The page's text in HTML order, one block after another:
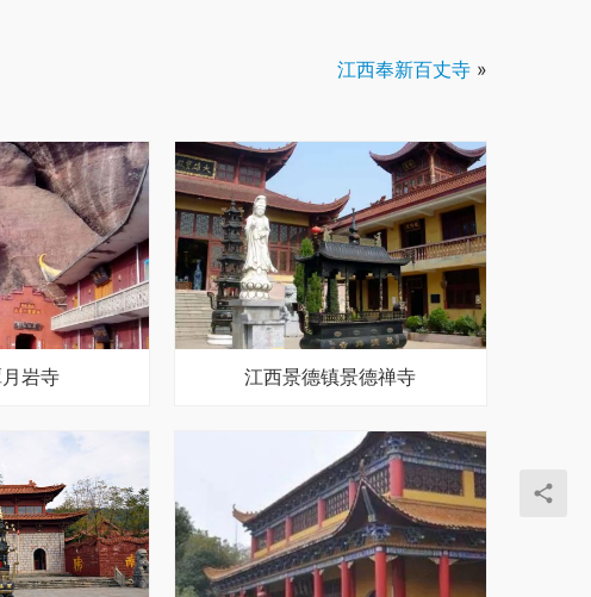
江西奉新百丈寺 »
岩寺 江西景德镇景德禅寺